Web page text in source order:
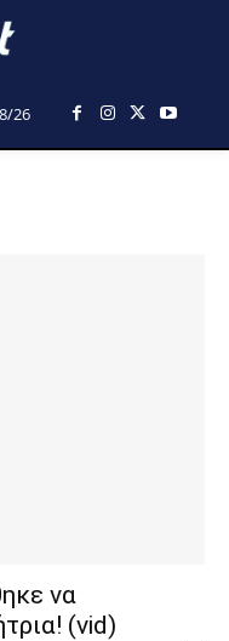
26
να
(vid)